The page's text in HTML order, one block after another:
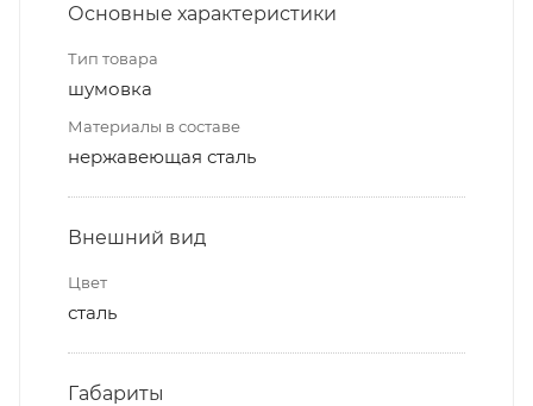
Основные характеристики
Тип товара
шумовка
Материалы в составе
нержавеющая сталь
Внешний вид
Цвет
сталь
Габариты